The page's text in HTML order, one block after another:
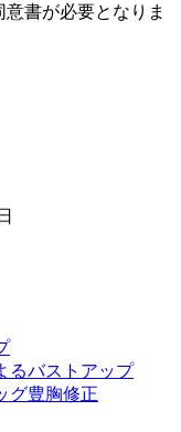
書が必要となりま
るバストアップ
グ豊胸修正